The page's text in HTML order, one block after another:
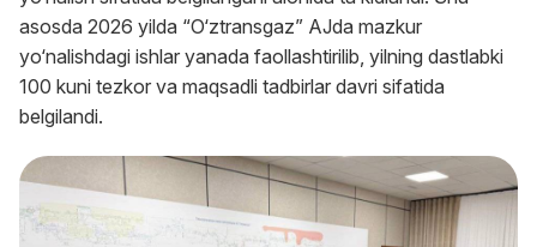
asosda 2026 yilda “O‘ztransgaz” AJda mazkur
yo‘nalishdagi ishlar yanada faollashtirilib, yilning dastlabki
100 kuni tezkor va maqsadli tadbirlar davri sifatida
belgilandi.